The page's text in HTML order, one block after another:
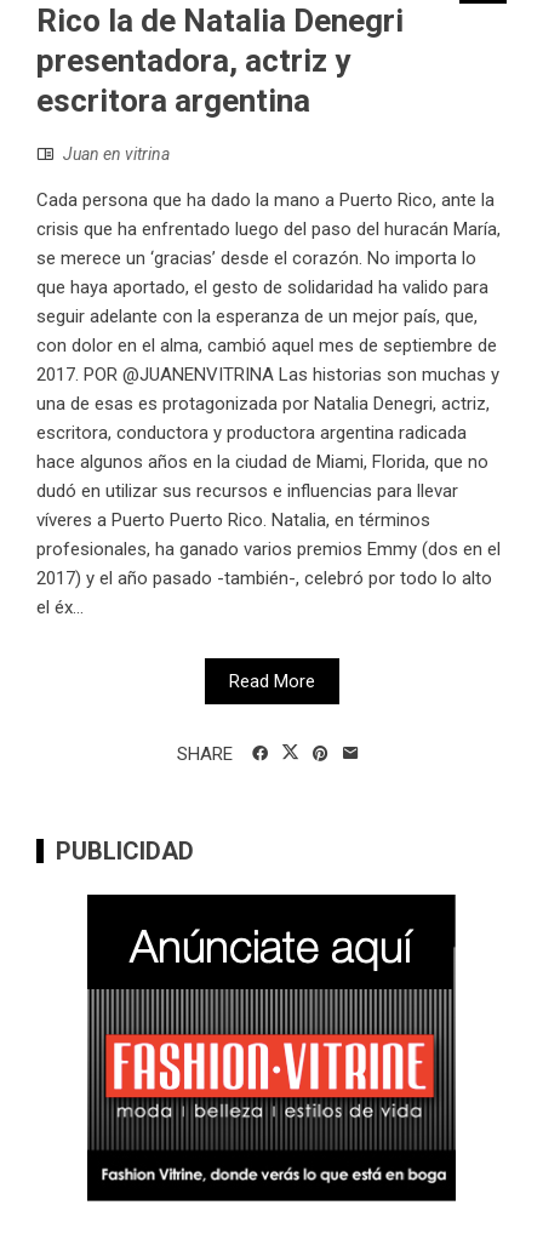
Rico la de Natalia Denegri
presentadora, actriz y
escritora argentina
Juan en vitrina
Cada persona que ha dado la mano a Puerto Rico, ante la
crisis que ha enfrentado luego del paso del huracán María,
se merece un ‘gracias’ desde el corazón. No importa lo
que haya aportado, el gesto de solidaridad ha valido para
seguir adelante con la esperanza de un mejor país, que,
con dolor en el alma, cambió aquel mes de septiembre de
2017. POR @JUANENVITRINA Las historias son muchas y
una de esas es protagonizada por Natalia Denegri, actriz,
escritora, conductora y productora argentina radicada
hace algunos años en la ciudad de Miami, Florida, que no
dudó en utilizar sus recursos e influencias para llevar
víveres a Puerto Puerto Rico. Natalia, en términos
profesionales, ha ganado varios premios Emmy (dos en el
2017) y el año pasado -también-, celebró por todo lo alto
el éx...
Read More
SHARE
PUBLICIDAD